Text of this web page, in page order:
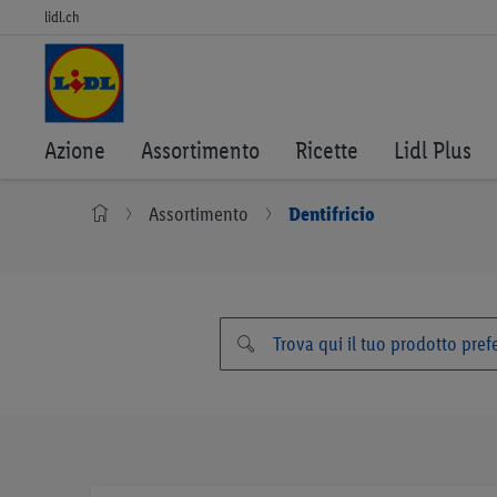
lidl.ch
Azione Assortimento Ricette Lidl Plus
Assortimento Dentifricio